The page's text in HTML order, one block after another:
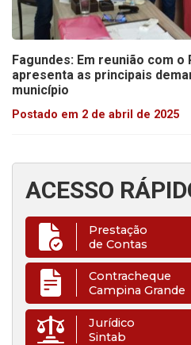
Fagundes: Em reunião com
apresenta as principais
município
Postado em 2 de abril de 2025
ACESSO
Prestação
de Contas
Contracheque
Campina Grande
Jurídico
Sintab